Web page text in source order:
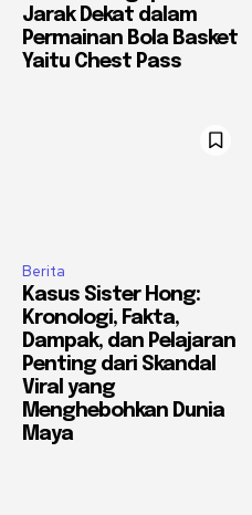
Jarak Dekat dalam
Permainan Bola Basket
Yaitu Chest Pass
Berita
Kasus Sister Hong:
Kronologi, Fakta,
Dampak, dan Pelajaran
Penting dari Skandal
Viral yang
Menghebohkan Dunia
Maya